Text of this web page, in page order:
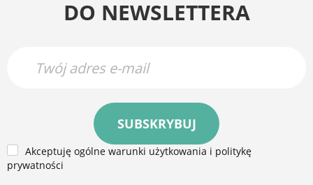
DO NEWSLETTERA
SUBSKRYBUJ
Akceptuję ogólne warunki użytkowania i politykę
prywatności